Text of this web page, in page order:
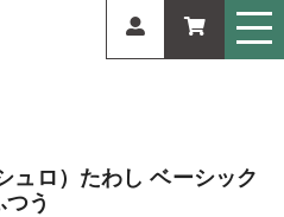
ュロ）たわし ベーシック
つう